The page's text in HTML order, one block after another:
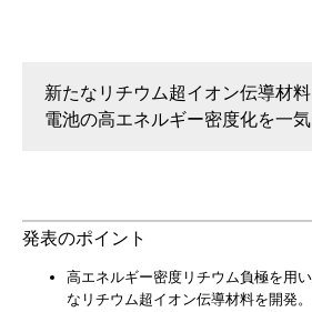
新たなリチウム超イオン伝導材
電池の高エネルギー密度化を一
発表のポイント
高エネルギー密度リチウム負極を用
なリチウム超イオン伝導材料を開発。